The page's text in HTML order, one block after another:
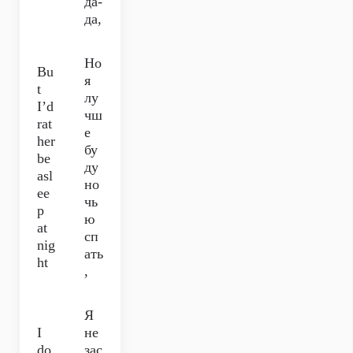
да,
Bu
t
I’d
rat
her
be
asl
ee
p
at
nig
ht
Но
я
лу
чш
е
бу
ду
но
чь
ю
сп
ать
,
I
do
Я
не
зас